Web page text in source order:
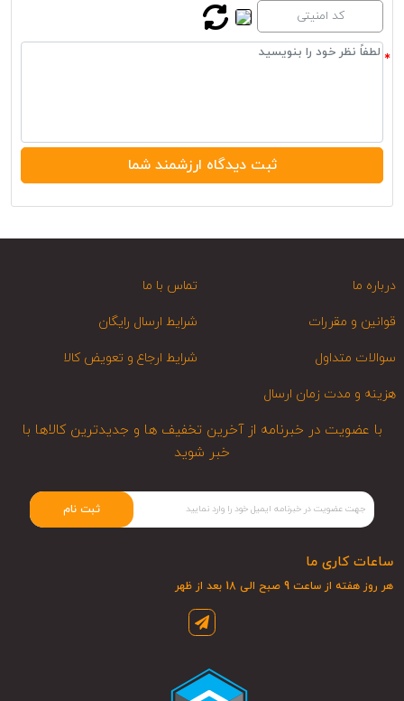
درباره ما تماس با ما
قوانین و مقررات شرایط ارسال رایگان
سوالات متداول شرایط ارجاع و تعویض کالا
هزینه و مدت زمان ارسال
با عضویت در خبرنامه از آخرین تخفیف ها و جدیدترین کالاها با
خبر شوید
ثبت نام
ساعات کاری ما
هر روز هفته از ساعت 9 صبح الی 18 بعد از ظهر